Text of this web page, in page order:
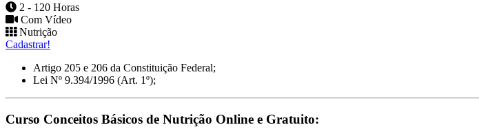
2 - 120 Horas
Com Vídeo
Nutrição
Cadastrar!
Artigo 205 e 206 da Constituição Federal;
Lei Nº 9.394/1996 (Art. 1º);
Curso Conceitos Básicos de Nutrição Online e Gratuito: